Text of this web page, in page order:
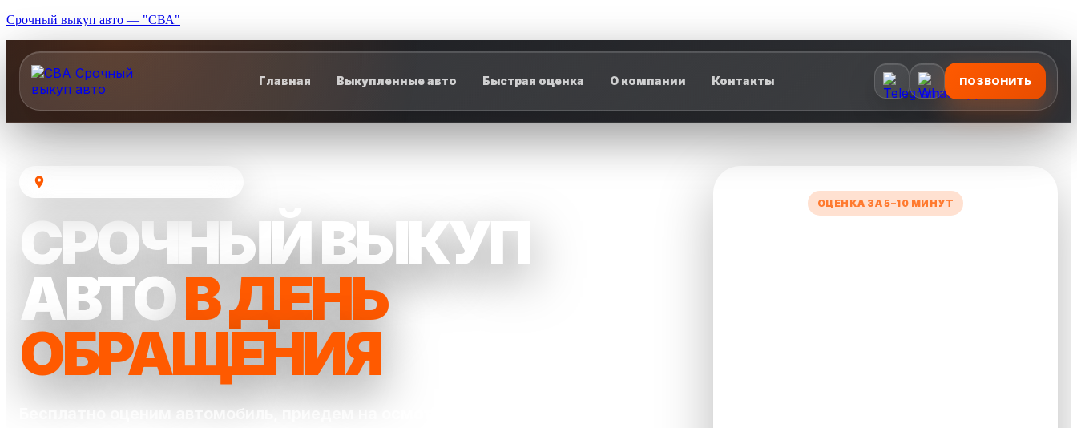
Срочный выкуп авто — "СВА"
Главная Выкупленные авто Быстрая оценка О компании Контакты ПОЗВОНИТЬ
СРОЧНЫЙ ВЫКУП
АВТОВ ДЕНЬ
ОБРАЩЕНИЯ
Бесплатно оценим автомобиль, приедем на осмотр и
ОЦЕНКА ЗА 5–10 МИНУТ